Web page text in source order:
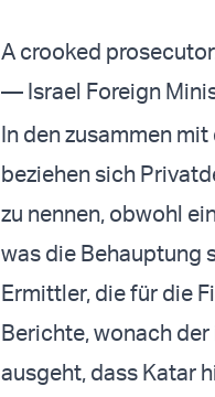
A crooked
— Israel Foreign
In den zusammen
beziehen sich
zu nennen, obwohl
was die Behauptung
Ermittler, die für die
Berichte, wonach
ausgeht, dass Katar